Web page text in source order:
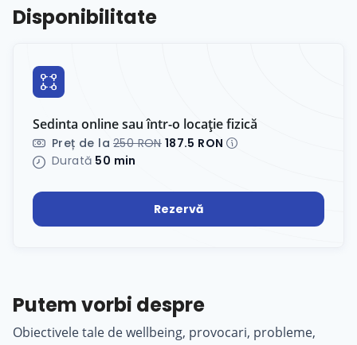
Disponibilitate
Sedinta online sau într-o locație fizică
Preț de la 250 RON 187.5 RON
Durată 50 min
Rezervă
Putem vorbi despre
Obiectivele tale de wellbeing, provocari, probleme,